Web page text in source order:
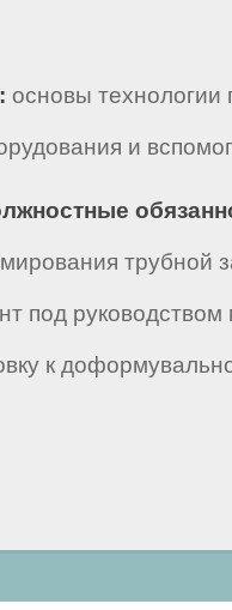
основы
и
трубной
под
к